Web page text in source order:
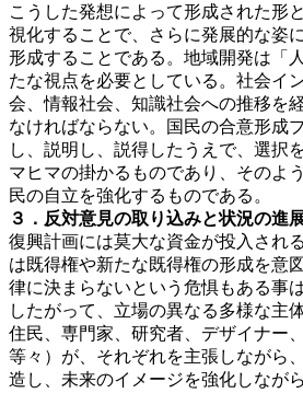
こうした発想によって形成された形
視化することで、さらに発展的な姿
形成することである。地域開発は「
たな視点を必要としている。社会イ
会、情報社会、知識社会への推移を
なければならない。国民の合意形成
し、説明し、説得したうえで、選択
マヒマの掛かるものであり、そのよ
民の自立を強化するものである。
３．反対意見の取り込みと状況の進
復興計画には莫大な資金が投入され
は既得権や新たな既得権の形成を意
律に決まらないという危惧もある事
したがって、立場の異なる多様な主
住民、専門家、研究者、デザイナー
等々）が、それぞれを主張しながら
造し、未来のイメージを強化しなが